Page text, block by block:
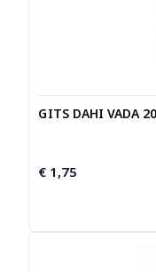
GITS DAHI VADA
€ 1,75